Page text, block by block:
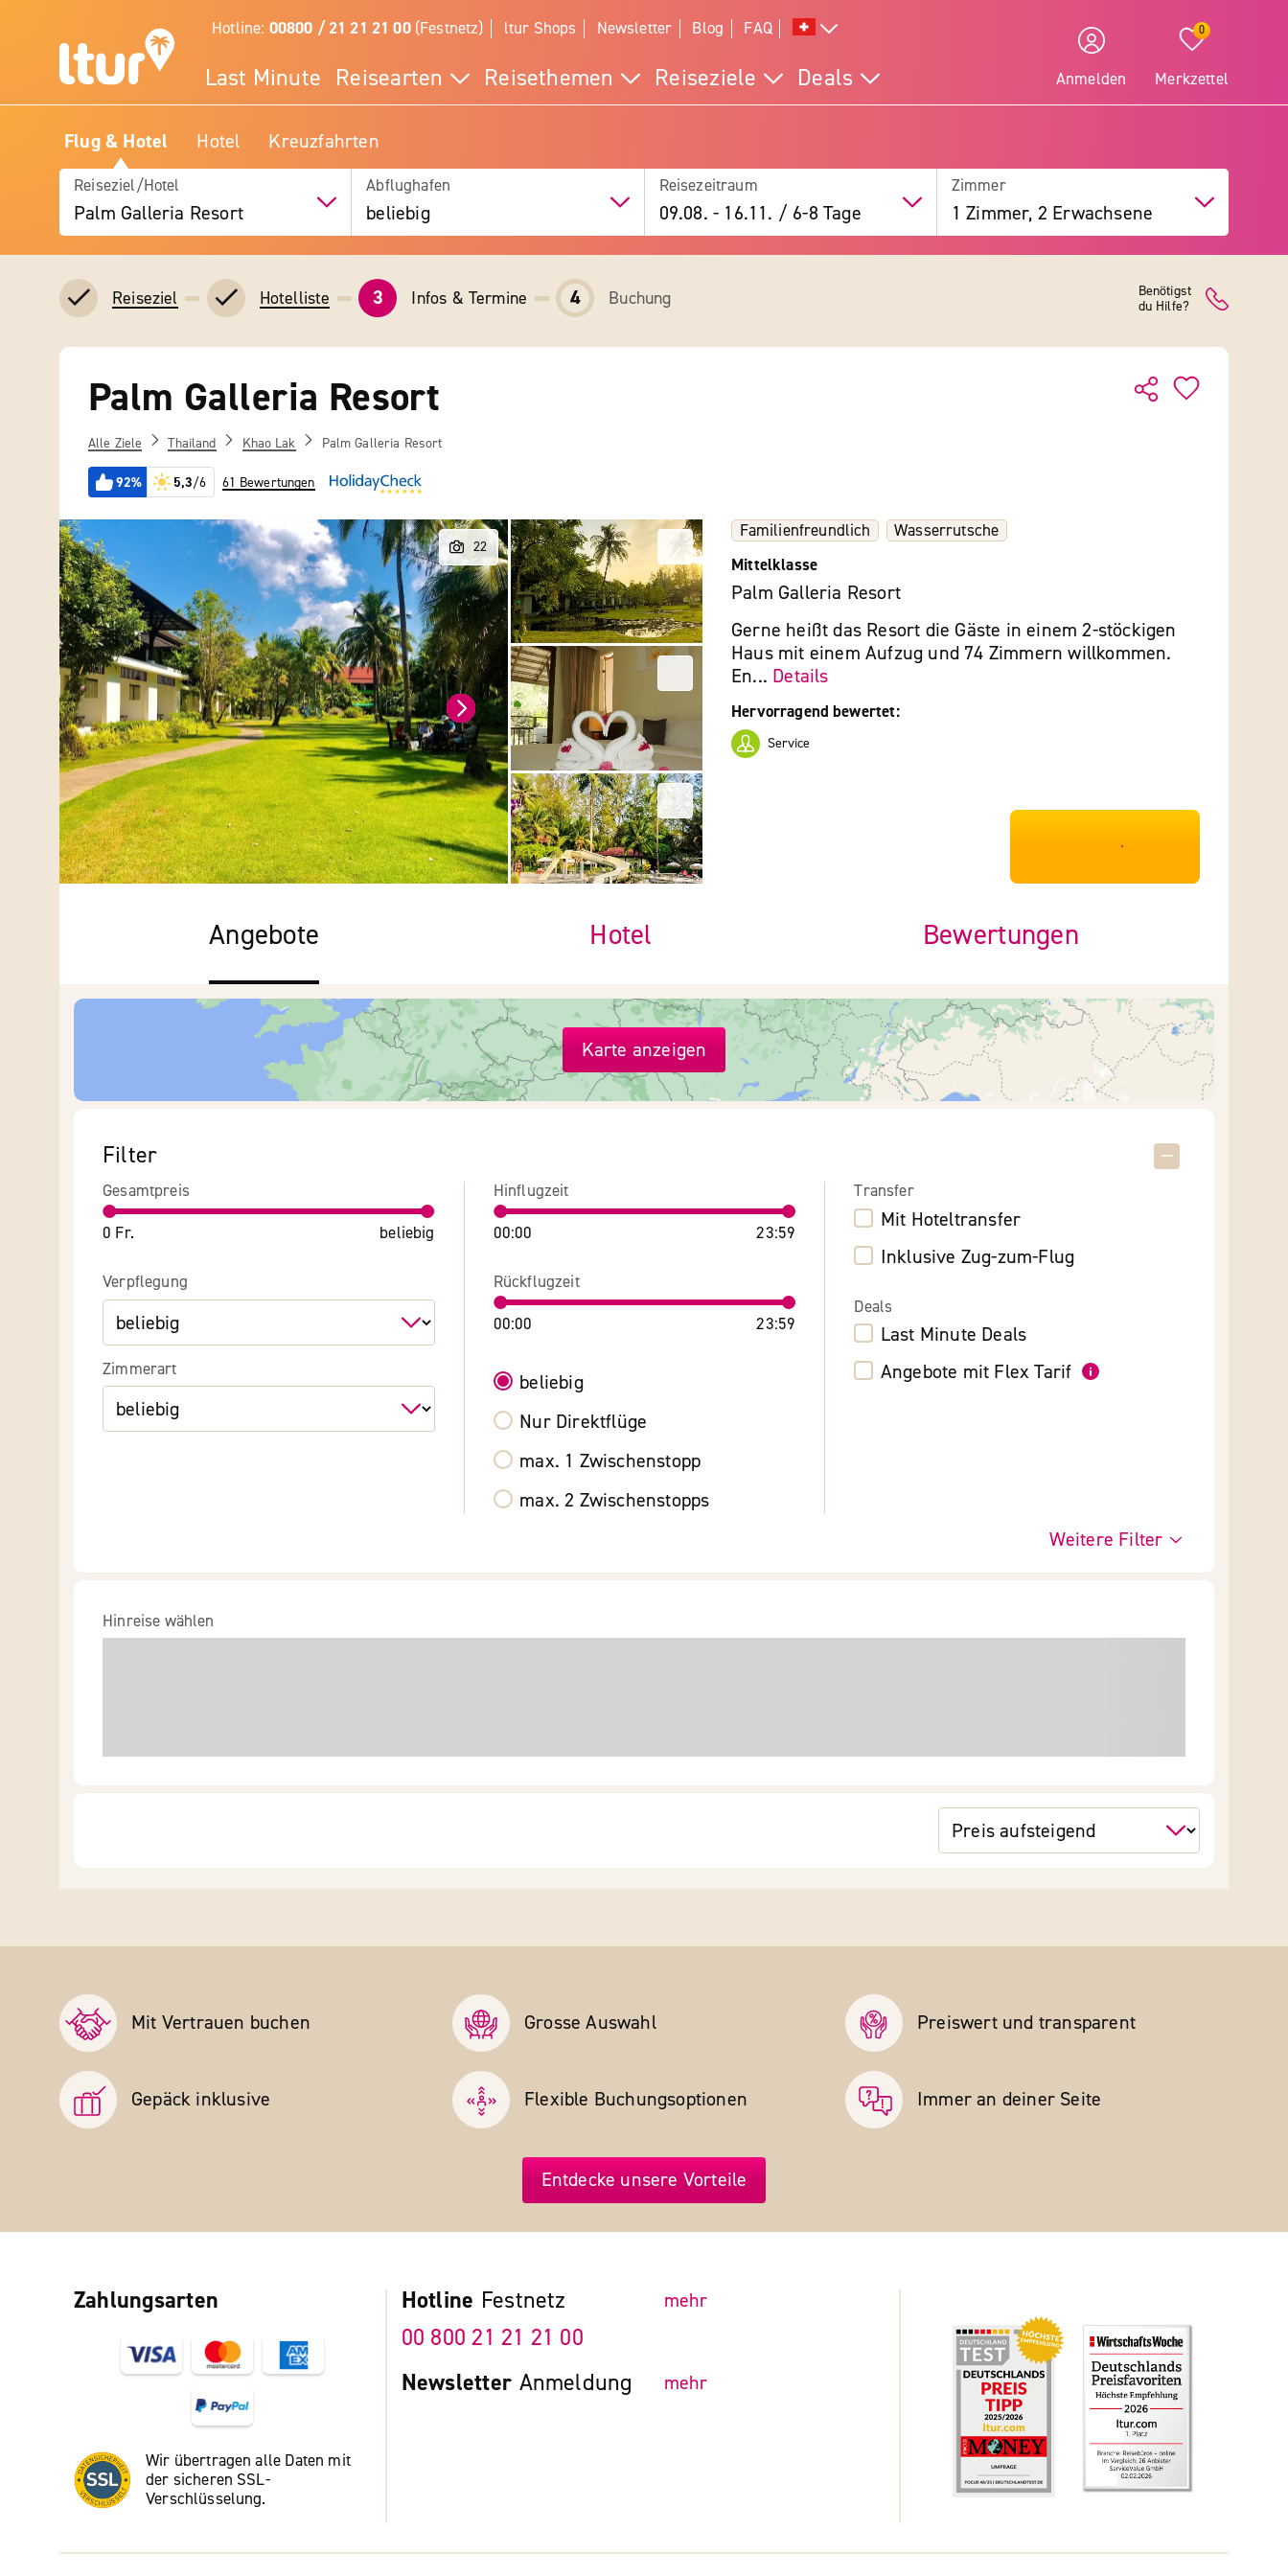
Hotline: 00800 / 21 21 21 00(Festnetz) ltur Shops Newsletter Blog FAQ
Last Minute Reisearten Reisethemen Reiseziele Deals Anmelden
0
Merkzettel
Flug & Hotel Hotel Kreuzfahrten
Reiseziel/Hotel
Palm Galleria Resort
Abflughafen
beliebig
Reisezeitraum
09.08. - 16.11. / 6-8 Tage
Zimmer
1 Zimmer, 2 Erwachsene
Reiseziel Hotelliste 3 Infos & Termine 4 Buchung
Benötigst
du Hilfe?
Palm Galleria Resort
Alle Ziele Thailand Khao Lak Palm Galleria Resort
92% 5,3/6 61 Bewertungen
Familienfreundlich
Wasserrutsche
Mittelklasse
Palm Galleria Resort
Gerne heißt das Resort die Gäste in einem 2-stöckigen
Haus mit einem Aufzug und 74 Zimmern willkommen.
En... Details
Hervorragend bewertet:
Service
***************
Angebote Hotel Bewertungen
Karte anzeigen
Filter
Gesamtpreis
0 Fr. beliebig
Verpflegung
Zimmerart
Hinflugzeit
00:00 23:59
Rückflugzeit
00:00 23:59
beliebig
Nur Direktflüge
max. 1 Zwischenstopp
max. 2 Zwischenstopps
Transfer
Mit Hoteltransfer
Inklusive Zug-zum-Flug
Deals
Last Minute Deals
Angebote mit Flex Tarif
Weitere Filter
Hinreise wählen
Mit Vertrauen buchen Grosse Auswahl Preiswert und transparent
Gepäck inklusive Flexible Buchungs­optionen Immer an deiner Seite
Entdecke unsere Vorteile
Zahlungsarten
Wir übertragen alle Daten mit
der sicheren SSL-
Verschlüsselung.
Hotline Festnetz mehr
00 800 21 21 21 00
Newsletter Anmeldung mehr